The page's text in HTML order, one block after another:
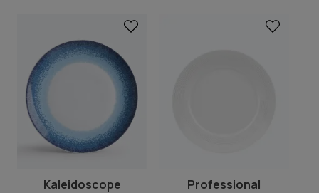
Kaleidoscope Professional